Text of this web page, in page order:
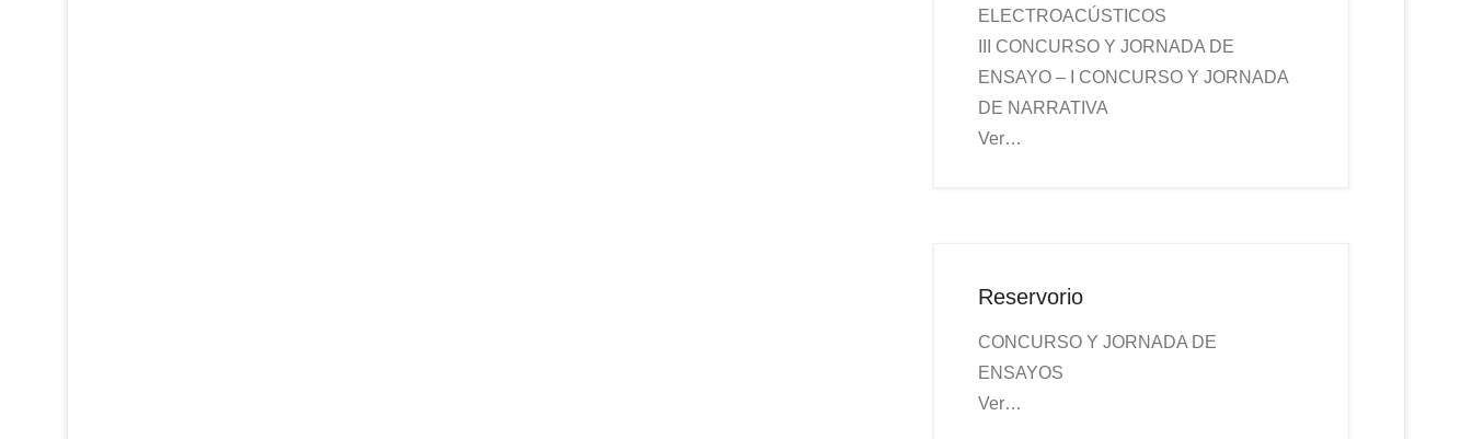
ELECTROACÚSTICOS
III CONCURSO Y JORNADA DE
ENSAYO – I CONCURSO Y JORNADA
DE NARRATIVA
Ver…
Reservorio
CONCURSO Y JORNADA DE
ENSAYOS
Ver…